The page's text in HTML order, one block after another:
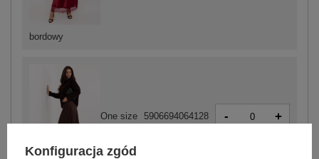
One size 5906694064128 - +
bordowy
Konfiguracja zgód